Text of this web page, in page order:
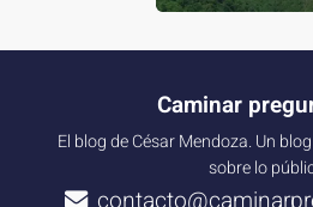
Caminar
El blog de César Mendoza. Un
sobre lo